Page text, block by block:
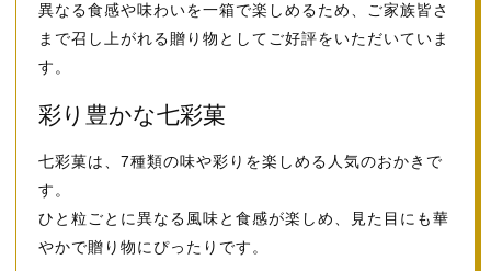
異なる食感や味わいを一箱で楽しめるため、ご家族皆さ
まで召し上がれる贈り物としてご好評をいただいていま
す。
彩り豊かな七彩菓
七彩菓は、7種類の味や彩りを楽しめる人気のおかきで
す。
ひと粒ごとに異なる風味と食感が楽しめ、見た目にも華
やかで贈り物にぴったりです。